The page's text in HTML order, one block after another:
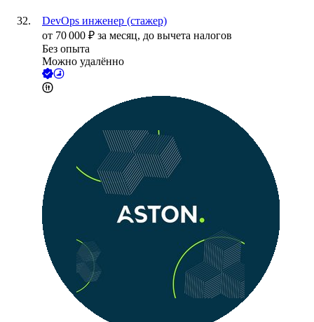
DevOps инженер (стажер)
от 70 000 ₽ за месяц, до вычета налогов
Без опыта
Можно удалённо